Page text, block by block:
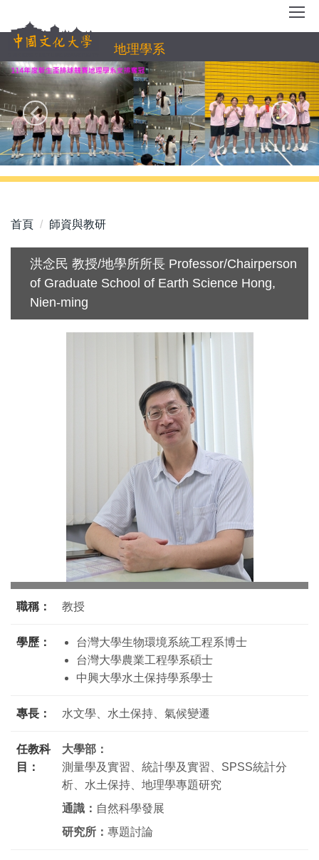
到
主
要
內
容
區
地理學系
首頁 師資與教研
洪念民 教授/地學所所長 Professor/Chairperson
of Graduate School of Earth Science Hong,
Nien-ming
職稱： 教授
學歷：
台灣大學生物環境系統工程系博士
台灣大學農業工程學系碩士
中興大學水土保持學系學士
專長： 水文學、水土保持、氣候變遷
任教科
目：
大學部：
測量學及實習、統計學及實習、SPSS統計分
析、水土保持、地理學專題研究
通識： 自然科學發展
研究所： 專題討論